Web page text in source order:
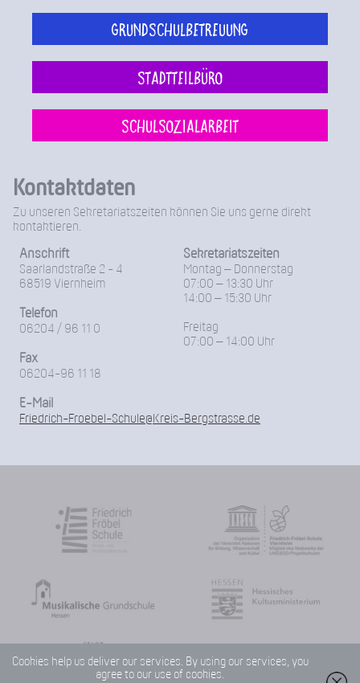
Grundschulbetreuung
Stadtteilbüro
Schulsozialarbeit
Kontaktdaten
Zu unseren Sekretariatszeiten können Sie uns gerne direkt
kontaktieren.
Anschrift
Saarlandstraße 2 - 4
68519 Viernheim
Telefon
06204 / 96 11 0
Fax
06204-96 11 18
Sekretariatszeiten
Montag – Donnerstag
07:00 – 13:30 Uhr
14:00 – 15:30 Uhr
Freitag
07:00 – 14:00 Uhr
E-Mail
Friedrich-Froebel-Schule@Kreis-Bergstrasse.de
Cookies help us deliver our services. By using our services, you
agree to our use of cookies.